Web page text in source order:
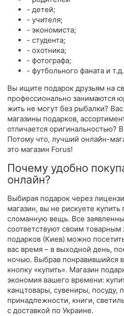
- детей;
- учителя;
- экономиста;
- студента;
- охотника;
- фотографа;
- футбольного фаната и т.д.
Вы ищите подарок друзьям на
профессионально занимаются
жить не могут без рыбалки?
магазины подарков,
отличается оригинальностью?
Потому что, лучший онлайн-
это магазин Forus!
Почему удобно
онлайн?
Выбирая подарок через
магазин, вы не рискуете купить
сломанную вещь. Все
соответствуют своим товарным
подарков (Киев) можно
вас время – в выходной день,
ночью. Выбрав понравившийся
кнопку «купить». Магазин
экономия вашего времени:
канцтовары, сувениры, посуду,
принадлежности, книги,
с доставкой по Украине.